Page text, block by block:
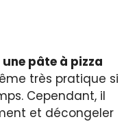
pâte à pizza
très pratique si
Cependant, il
et décongeler